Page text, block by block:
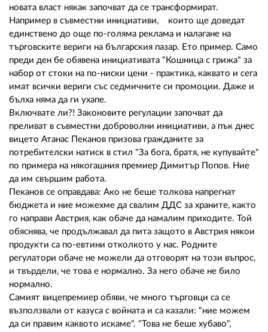
новата власт някак започват да се трансформират.
Например в съвместни инициативи, които ще доведат
единствено до още по-голяма реклама и налагане на
търговските вериги на българския пазар. Ето пример. Само
преди ден бе обявена инициативата "Кошница с грижа" за
набор от стоки на по-ниски цени - практика, каквато и сега
имат всички вериги със седмичните си промоции. Даже и
бълха няма да ги ухапе.
Включвате ли?! Законовите регулации започват да
преливат в съвместни доброволни инициативи, а пък днес
вицето Атанас Пеканов призова гражданите за
потребителски натиск в стил "За бога, братя, не купувайте"
по примера на някогашния премиер Димитър Попов. Ние
да им свършим работа.
Пеканов се оправдава: Ако не беше толкова напрегнат
бюджета и ние можехме да свалим ДДС за храните, както
го направи Австрия, как обаче да намалим приходите. Той
обяснява, че продължавал да пита защото в Австрия някои
продукти са по-евтини отколкото у нас. Родните
регулатори обаче не можели да отговорят на този въпрос,
и твърдели, че това е нормално. За него обаче не било
нормално.
Самият вицепремиер обяви, че много търговци са се
възползвали от казуса с войната и са казали: "ние можем
да си правим каквото искаме". "Това не беше хубаво",